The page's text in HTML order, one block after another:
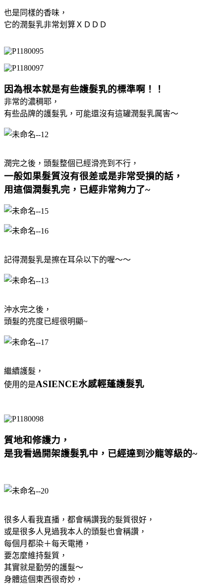
也是同樣的香味，
它的潤髮乳非常划算ＸＤＤＤ
因為根本就是有些護髮乳的標準啊！！
非常的濃稠耶，
有些品牌的護髮乳，可能還沒有這罐潤髮乳厲害～
潤完之後，頭髮整個已經滑亮到不行，
一般如果髮質沒有很差或是非常受損的話，
用這個潤髮乳完，已經非常夠力了~
記得潤髮乳是擦在耳朵以下的喔～～
沖水完之後，
頭髮的亮度已經很明顯~
繼續護髮，
使用的是ASIENCE水感輕蓬護髮乳
質地和修護力，
是我看過開架護髮乳中，已經達到沙龍等級的~
很多人看我直播，都會稱讚我的髮質很好，
或是很多人見過我本人的頭髮也會稱讚，
每個月都染＋每天電捲，
要怎麼維持髮質，
其實就是勤勞的護髮～
身體這個東西很奇妙，